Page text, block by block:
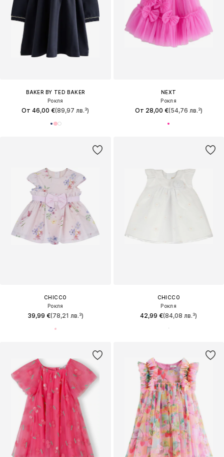
BAKER BY TED BAKER
Рокля
От 46,00 €(89,97 лв.³)
NEXT
Рокля
От 28,00 €(54,76 лв.³)
CHICCO
Рокля
39,99 €(78,21 лв.³)
CHICCO
Рокля
42,99 €(84,08 лв.³)